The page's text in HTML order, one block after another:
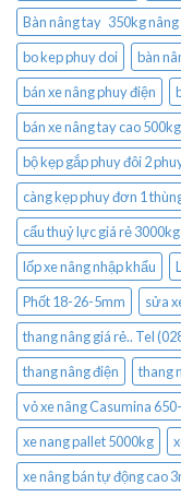
Bàn nâng tay 350kg nâng
bo kep phuy doi
bàn
bán xe nâng phuy điện
bán xe nâng tay cao 500kg
bộ kẹp gắp phuy đôi 2
càng kẹp phuy đơn 1
cẩu thuỷ lực giá rẻ 3000kg
lốp xe nâng nhập khẩu
Phốt 18-26-5mm
sửa
thang nâng giá rẻ.. Tel
thang nâng điện
thang
vỏ xe nâng Casumina
xe nang pallet 5000kg
xe nâng bán tự động cao